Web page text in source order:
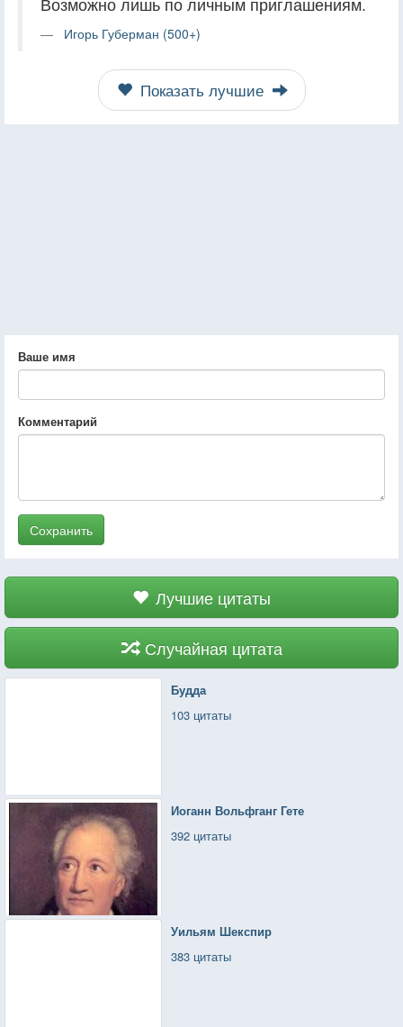
Игорь Губерман (500+)
Показать лучшие
Ваше имя
Комментарий
Сохранить
Лучшие цитаты
Случайная цитата
Будда
103 цитаты
Иоганн Вольфганг Гете
392 цитаты
Уильям Шекспир
383 цитаты